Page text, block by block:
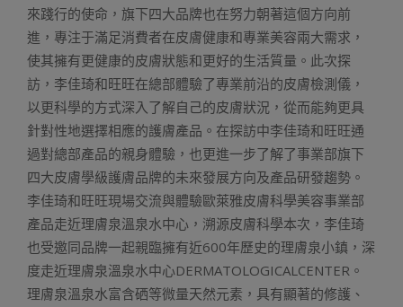
來踐行的使命，旗下四大品牌也在努力朝著這個方向前
進，專注于滿足消費者在皮膚健康和專業美容兩大需求，
使其擁有更健康的皮膚狀態和更好的生活質量。此次探
訪，李佳琦和旺旺在總部體驗了專業前沿的皮膚檢測儀，
以更科學的方式深入了解自己的皮膚狀況，從而能夠更具
針對性地選擇相應的護膚產品。在探訪中李佳琦和旺旺通
過對總部產品的親身體驗，也更進一步了解了事業部旗下
四大皮膚學級護膚品牌的未來發展方向及產品研發趨勢。
李佳琦和旺旺現場交流與體驗歐萊雅皮膚科學美容事業部
產品走近理膚泉溫泉水中心，溯源皮膚科學本次，李佳琦
也受邀同品牌一起親臨擁有近600年歷史的理膚泉小鎮，深
度走近理膚泉溫泉水中心DERMATOLOGICALCENTER。
理膚泉溫泉水富含硒等微量天然元素，具有顯著的修護、